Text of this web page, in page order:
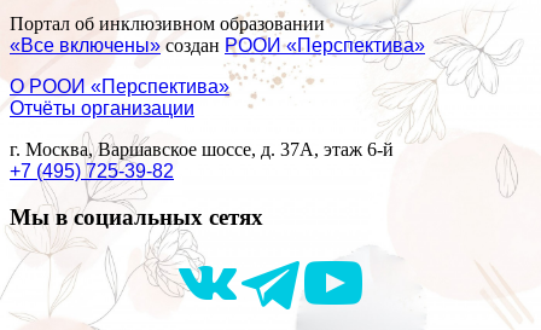
Портал об инклюзивном образовании
«Все включены» создан РООИ «Перспектива»
О РООИ «Перспектива»
Отчёты организации
г. Москва, Варшавское шоссе, д. 37А, этаж 6-й
+7 (495) 725-39-82
Мы в социальных сетях